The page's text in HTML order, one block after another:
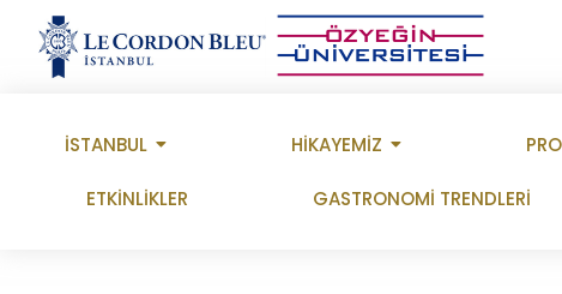
İSTANBUL HİKAYEMİZ
ETKİNLİKLER GASTRONOMİ TRENDLERİ